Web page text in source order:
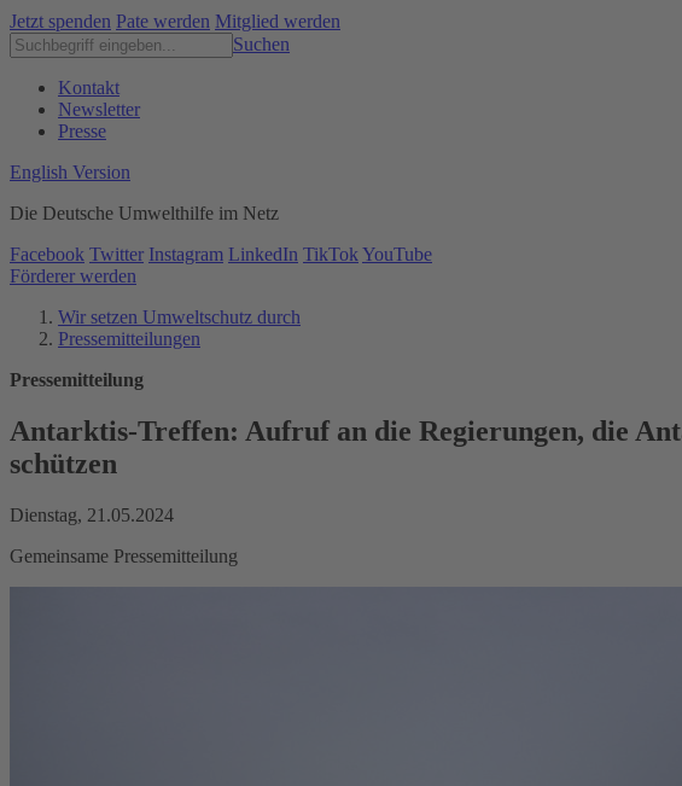
Jetzt spenden Pate werden Mitglied werden
Suchen
Kontakt
Newsletter
Presse
English Version
Die Deutsche Umwelthilfe im Netz
Facebook Twitter Instagram LinkedIn TikTok YouTube
Förderer werden
Wir setzen Umweltschutz durch
Pressemitteilungen
Pressemitteilung
Antarktis-Treffen: Aufruf an die Regierungen, die
schützen
Dienstag, 21.05.2024
Gemeinsame Pressemitteilung